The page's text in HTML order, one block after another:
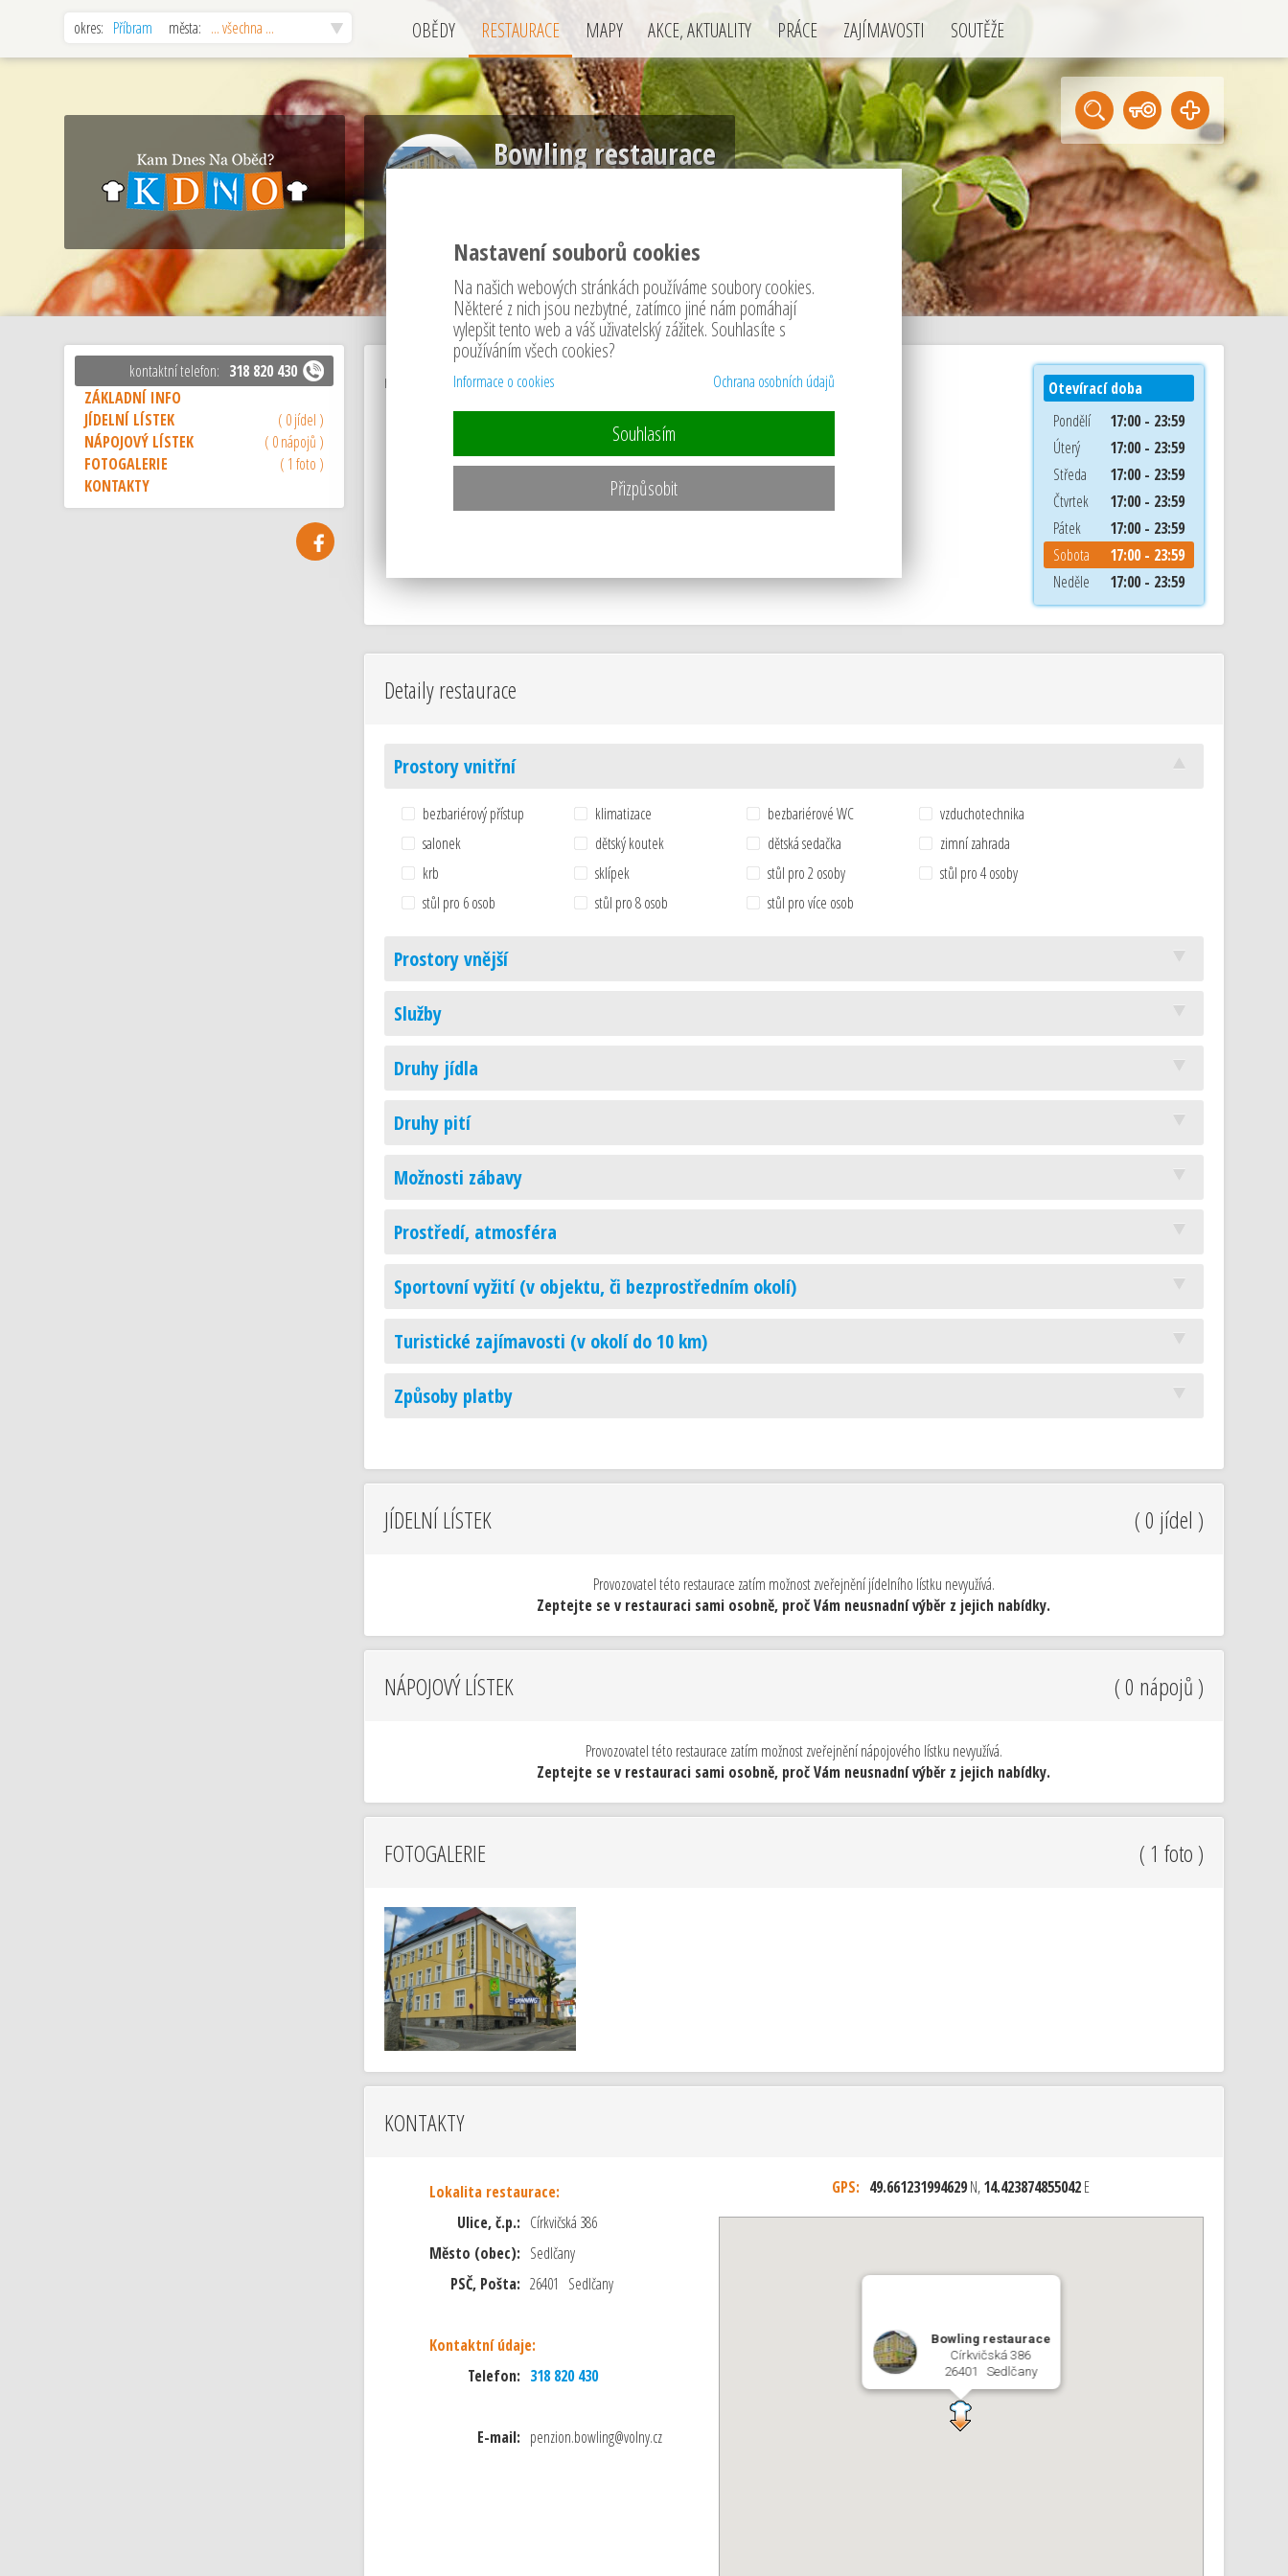
okres: Příbram města: ... všechna ... OBĚDY RESTAURACE MAPY AKCE, AKTUALITY PRÁCE ZAJÍMAVOSTI SOUTĚŽE
Bowling restaurace
kontaktní telefon: 318 820 430
ZÁKLADNÍ INFO
JÍDELNÍ LÍSTEK
( 0 jídel )
NÁPOJOVÝ LÍSTEK
( 0 nápojů )
FOTOGALERIE
( 1 foto )
KONTAKTY
Otevírací doba
Pondělí
17:00 - 23:59
Úterý
17:00 - 23:59
Středa
17:00 - 23:59
Čtvrtek
17:00 - 23:59
Pátek
17:00 - 23:59
Sobota
17:00 - 23:59
Neděle
17:00 - 23:59
restaurace
Detaily restaurace
Prostory vnitřní
bezbariérový přístup klimatizace bezbariérové WC
vzduchotechnika
salonek
dětský koutek dětská sedačka
zimní zahrada
krb
sklípek stůl pro 2 osoby
stůl pro 4 osoby
stůl pro 6 osob
stůl pro 8 osob stůl pro více osob
Prostory vnější
Služby
Druhy jídla
Druhy pití
Možnosti zábavy
Prostředí, atmosféra
Sportovní vyžití (v objektu, či bezprostředním okolí)
Turistické zajímavosti (v okolí do 10 km)
Způsoby platby
JÍDELNÍ LÍSTEK ( 0 jídel )
Provozovatel této restaurace zatím možnost zveřejnění jídelního lístku nevyužívá.
Zeptejte se v restauraci sami osobně, proč Vám neusnadní výběr z jejich nabídky.
NÁPOJOVÝ LÍSTEK ( 0 nápojů )
Provozovatel této restaurace zatím možnost zveřejnění nápojového lístku nevyužívá.
Zeptejte se v restauraci sami osobně, proč Vám neusnadní výběr z jejich nabídky.
FOTOGALERIE ( 1 foto )
KONTAKTY
Lokalita restaurace:
Ulice, č.p.: Církvičská 386
Město (obec): Sedlčany
PSČ, Pošta: 26401 Sedlčany
Kontaktní údaje:
Telefon: 318 820 430
E-mail: penzion.bowling@volny.cz
GPS: 49.661231994629N,14.423874855042E
Bowling restaurace
Církvičská 386
26401 Sedlčany
Nastavení souborů cookies
Na našich webových stránkách používáme soubory cookies.
Některé z nich jsou nezbytné, zatímco jiné nám pomáhají
vylepšit tento web a váš uživatelský zážitek. Souhlasíte s
používáním všech cookies?
Informace o cookies Ochrana osobních údajů
Souhlasím
Přizpůsobit